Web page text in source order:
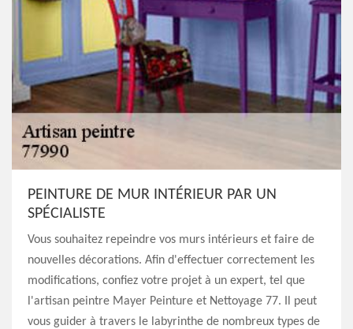
PEINTURE DE MUR INTÉRIEUR PAR UN
SPÉCIALISTE
Vous souhaitez repeindre vos murs intérieurs et faire de
nouvelles décorations. Afin d'effectuer correctement les
modifications, confiez votre projet à un expert, tel que
l'artisan peintre Mayer Peinture et Nettoyage 77. Il peut
vous guider à travers le labyrinthe de nombreux types de